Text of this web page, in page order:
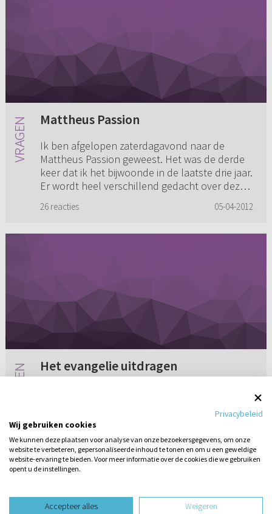
Mattheus Passion
Ik ben afgelopen zaterdagavond naar de
Mattheus Passion geweest. Het was de derde
keer dat ik het bijwoonde in de laatste drie jaar.
Er wordt heel verschillend gedacht over deze
26 reacties 05-04-2012
Het evangelie uitdragen
gevoerd tussen de geesten in de lucht. Dat
was een heel enge gebeurtenis, maar het laat
mij zien dat de komst van on...
1 reactie 05-04-2011
design website dooreen vraag
Privacybeleid
Wij gebruiken cookies
We kunnen deze plaatsen voor analyse van onze bezoekersgegevens, om onze
website te verbeteren, gepersonaliseerde inhoud te tonen en om u een geweldige
website-ervaring te bieden. Voor meer informatie over de cookies die we gebruiken
opent u de instellingen.
Accepteer alles Weigeren